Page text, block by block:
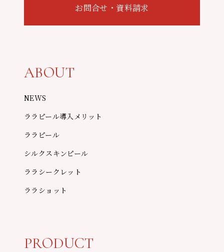
お問合せ・資料請求
ABOUT
NEWS
ララピール導入メリット
ララピール
シルクスキンピール
ララシークレット
ララショット
PRODUCT